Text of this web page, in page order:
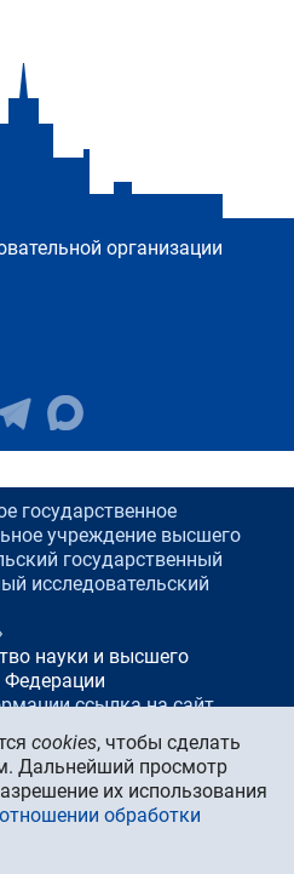
организации
государственное
учреждение высшего
государственный
исследовательский
науки и высшего
Федерации
ссылка на сайт
проспект Ленина, 76
00
и стратегических
cookies, чтобы сделать
Дальнейший просмотр
их использования
обработки